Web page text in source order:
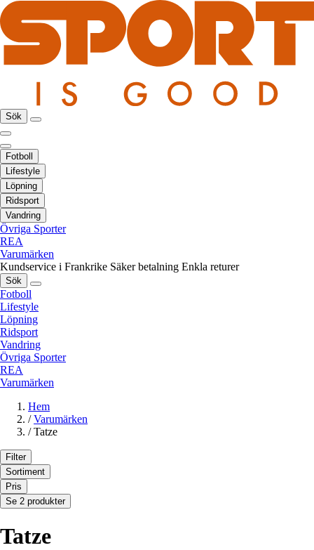
Sök
Fotboll
Lifestyle
Löpning
Ridsport
Vandring
Övriga Sporter
REA
Varumärken
Kundservice i Frankrike Säker betalning Enkla returer
Sök
Fotboll
Lifestyle
Löpning
Ridsport
Vandring
Övriga Sporter
REA
Varumärken
Hem
/ Varumärken
/ Tatze
Filter
Sortiment
Pris
Se 2 produkter
Tatze